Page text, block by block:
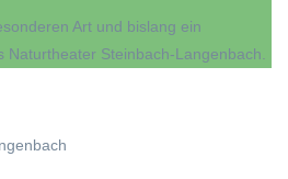
Art und bislang ein
Naturtheater Steinbach-Langenbach.